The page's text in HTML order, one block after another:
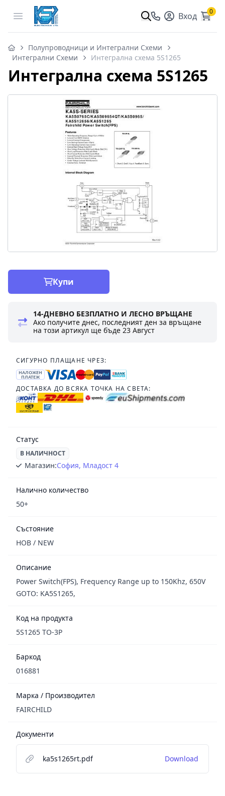
Open menu Вход 0
Полупроводници и Интегрални Схеми
Интегрални Схеми
Интегрална схема 5S1265
Интегрална схема 5S1265
Купи
14-ДНЕВНО БЕЗПЛАТНО И ЛЕСНО ВРЪЩАНЕ
Ако получите днес, последният ден за връщане
на този артикул ще бъде23 Август
СИГУРНО ПЛАЩАНЕ ЧРЕЗ:
НАЛОЖЕН
ПЛАТЕЖ
ДОСТАВКА ДО ВСЯКА ТОЧКА НА СВЕТА:
Статус
В НАЛИЧНОСТ
Магазин:София, Младост 4
Налично количество
50+
Състояние
НОВ / NEW
Описание
Power Switch(FPS), Frequency Range up to 150Khz, 650V
GOTO: KA5S1265,
Код на продукта
5S1265 TO-3P
Баркод
016881
Марка / Производител
FAIRCHILD
Документи
ka5s1265rt.pdf Download